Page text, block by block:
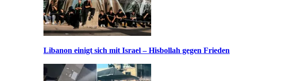
Libanon einigt sich mit Israel – Hisbollah gegen Frieden